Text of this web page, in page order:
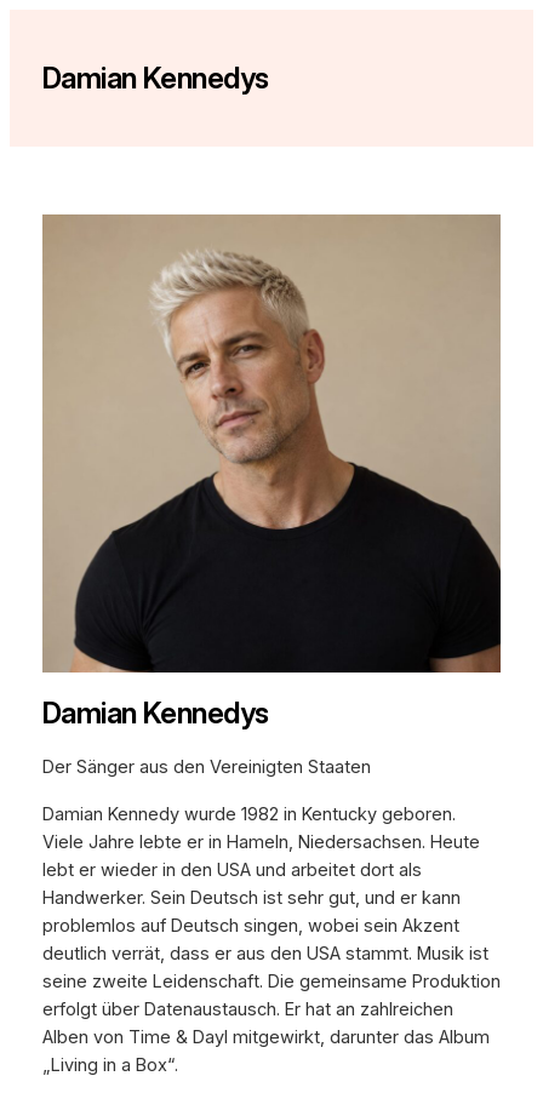
springen
Damian Kennedys
Damian Kennedys
Der Sänger aus den Vereinigten Staaten
Damian Kennedy wurde 1982 in Kentucky geboren.
Viele Jahre lebte er in Hameln, Niedersachsen. Heute
lebt er wieder in den USA und arbeitet dort als
Handwerker. Sein Deutsch ist sehr gut, und er kann
problemlos auf Deutsch singen, wobei sein Akzent
deutlich verrät, dass er aus den USA stammt. Musik ist
seine zweite Leidenschaft. Die gemeinsame Produktion
erfolgt über Datenaustausch. Er hat an zahlreichen
Alben von Time & Dayl mitgewirkt, darunter das Album
„Living in a Box“.